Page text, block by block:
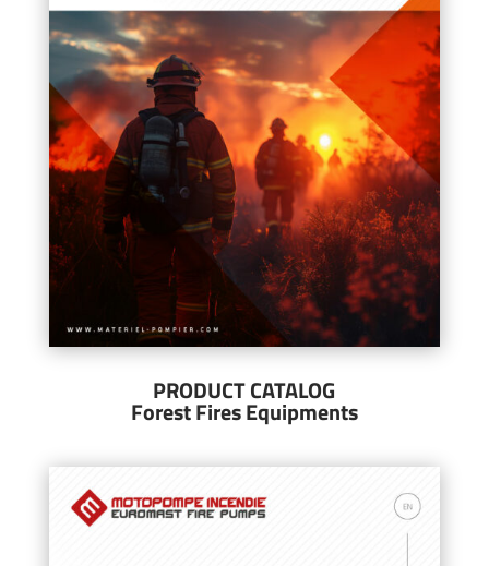
PRODUCT CATALOG
Forest Fires Equipments